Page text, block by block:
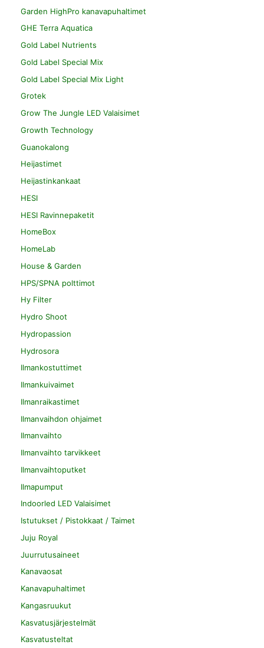
Garden HighPro kanavapuhaltimet
GHE Terra Aquatica
Gold Label Nutrients
Gold Label Special Mix
Gold Label Special Mix Light
Grotek
Grow The Jungle LED Valaisimet
Growth Technology
Guanokalong
Heijastimet
Heijastinkankaat
HESI
HESI Ravinnepaketit
HomeBox
HomeLab
House & Garden
HPS/SPNA polttimot
Hy Filter
Hydro Shoot
Hydropassion
Hydrosora
Ilmankostuttimet
Ilmankuivaimet
Ilmanraikastimet
Ilmanvaihdon ohjaimet
Ilmanvaihto
Ilmanvaihto tarvikkeet
Ilmanvaihtoputket
Ilmapumput
Indoorled LED Valaisimet
Istutukset / Pistokkaat / Taimet
Juju Royal
Juurrutusaineet
Kanavaosat
Kanavapuhaltimet
Kangasruukut
Kasvatusjärjestelmät
Kasvatusteltat